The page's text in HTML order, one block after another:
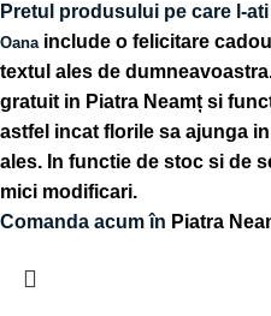
Pretul produsului pe care l-
Oana include o felicitare
textul ales de
gratuit in Piatra Neamț si
astfel incat florile sa ajunga
ales. In functie de stoc si de
mici modificari.
Comanda acum în Piatra